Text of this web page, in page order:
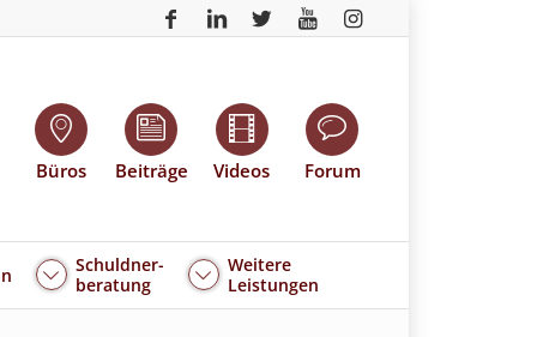
Büros Beiträge Videos Forum
Schuldner-
beratung
Weitere
Leistungen